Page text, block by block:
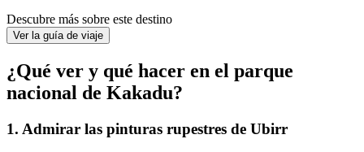
Descubre más sobre este destino
Ver la guía de viaje
¿Qué ver y qué hacer en el parque
nacional de Kakadu?
1. Admirar las pinturas rupestres de Ubirr